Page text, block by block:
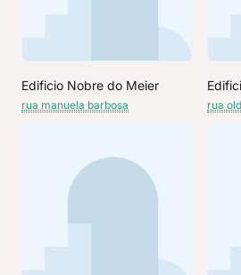
Edificio Nobre do Meier
rua manuela barbosa rua